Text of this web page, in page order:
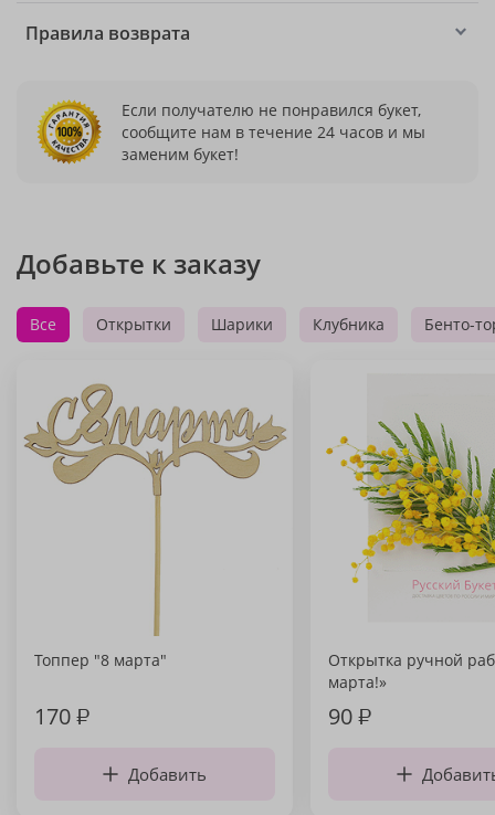
Правила возврата
Если получателю не понравился букет,
сообщите нам в течение 24 часов и мы
заменим букет!
Добавьте к заказу
Все Открытки Шарики Клубника Бенто-
Топпер "8 марта"
170₽
Добавить
Открытка ручной
марта!»
90₽